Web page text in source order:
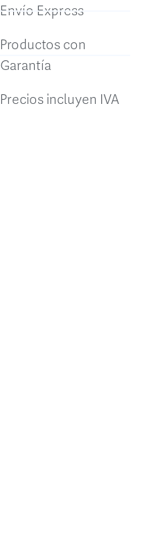
Envío Express
Productos con
Garantía
Precios incluyen IVA